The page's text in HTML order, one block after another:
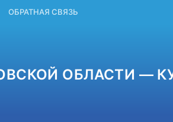
ОБРАТНАЯ СВЯЗЬ
ОБЛАСТИ —